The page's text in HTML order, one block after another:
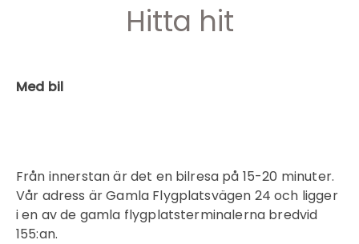
Hitta hit
Med bil
Från innerstan är det en bilresa på 15-20 minuter.
Vår adress är Gamla Flygplatsvägen 24 och ligger
i en av de gamla flygplatsterminalerna bredvid
155:an.